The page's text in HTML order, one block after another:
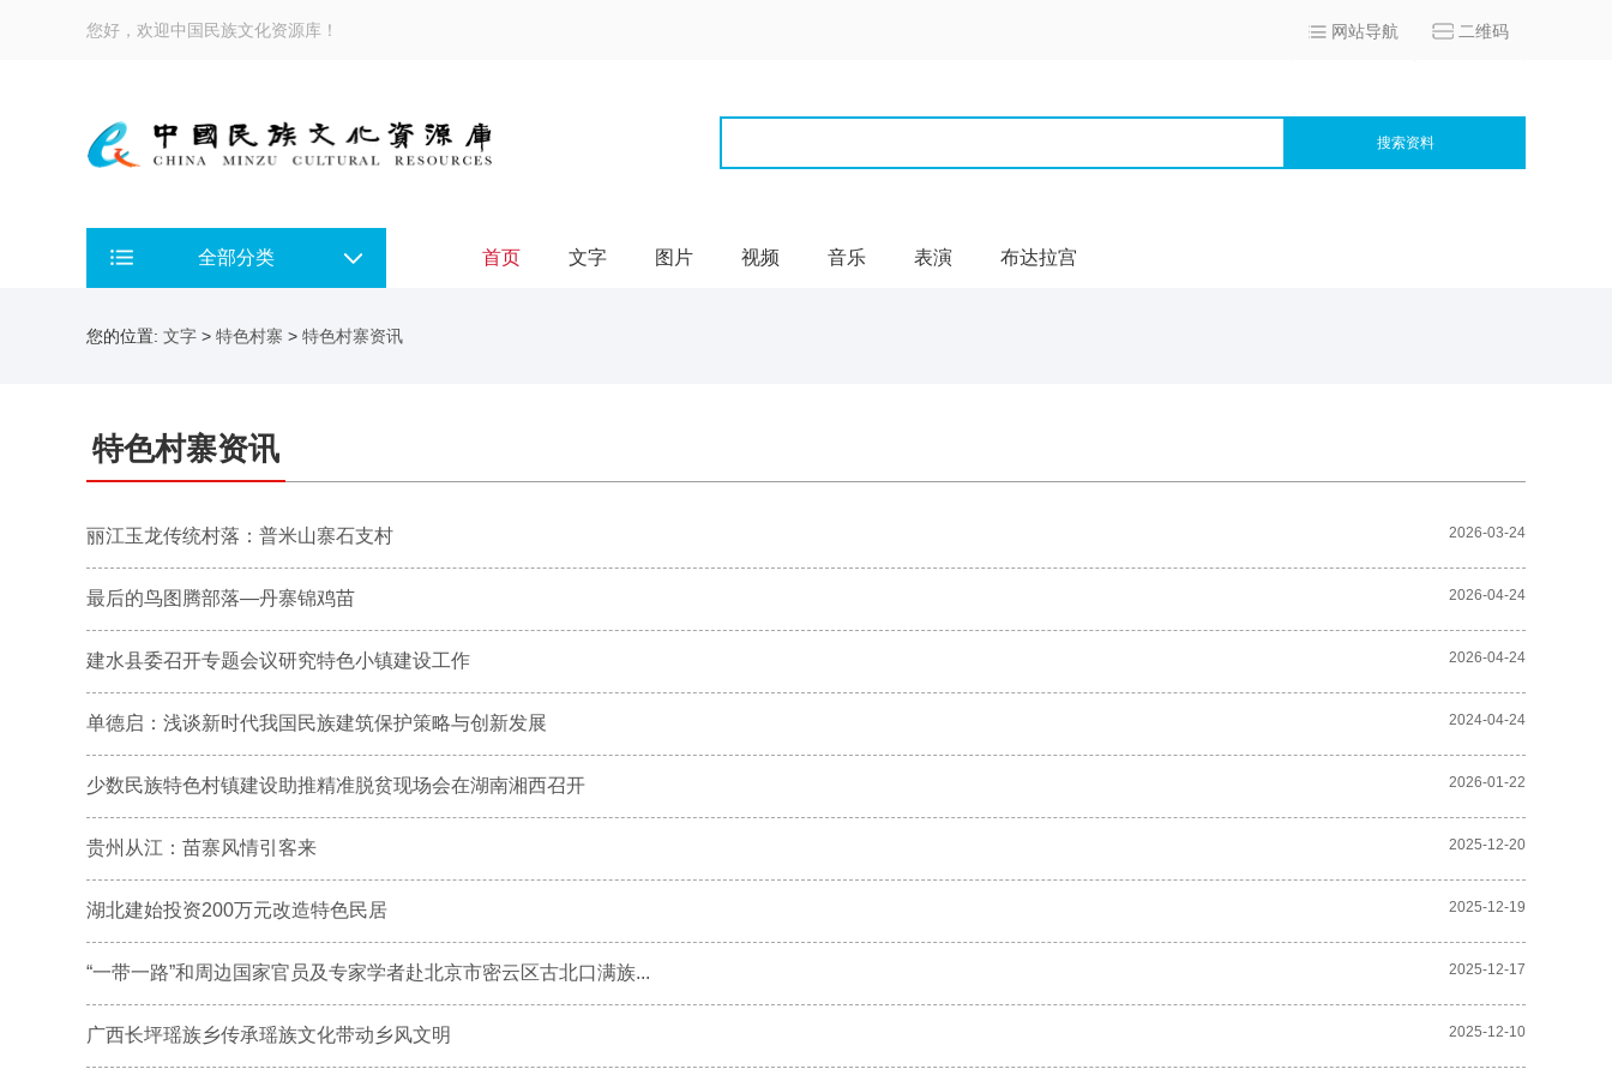
您好，欢迎中国民族文化资源库！ 网站导航 二维码
搜索资料
全部分类 首页 文字 图片 视频 音乐 表演 布达拉宫
您的位置: 文字 > 特色村寨 > 特色村寨资讯
特色村寨资讯
丽江玉龙传统村落：普米山寨石支村 2026-03-24
最后的鸟图腾部落—丹寨锦鸡苗 2026-04-24
建水县委召开专题会议研究特色小镇建设工作 2026-04-24
单德启：浅谈新时代我国民族建筑保护策略与创新发展 2024-04-24
少数民族特色村镇建设助推精准脱贫现场会在湖南湘西召开 2026-01-22
贵州从江：苗寨风情引客来 2025-12-20
湖北建始投资200万元改造特色民居 2025-12-19
“一带一路”和周边国家官员及专家学者赴北京市密云区古北口满族... 2025-12-17
广西长坪瑶族乡传承瑶族文化带动乡风文明 2025-12-10